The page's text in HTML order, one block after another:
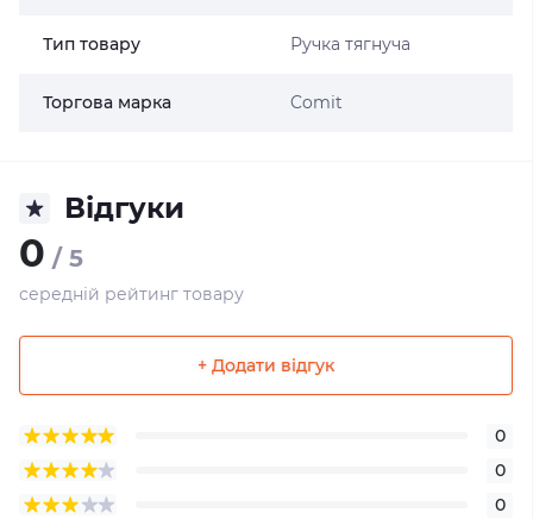
Тип товару Ручка тягнуча
Торгова марка Comit
Відгуки
0 / 5
середній рейтинг товару
+ Додати відгук
0
0
0